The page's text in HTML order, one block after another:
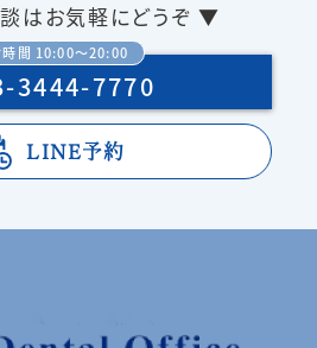
談はお気軽にどうぞ ▼
時間 10:00〜20:00
3444-7770
LINE予約